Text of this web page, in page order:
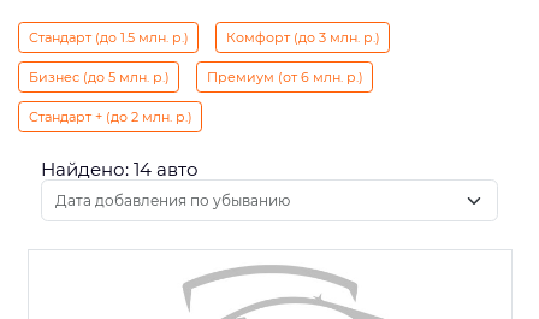
Стандарт (до 1.5 млн. р.) Комфорт (до 3 млн. р.)
Бизнес (до 5 млн. р.) Премиум (от 6 млн. р.)
Стандарт + (до 2 млн. р.)
Найдено: 14 авто